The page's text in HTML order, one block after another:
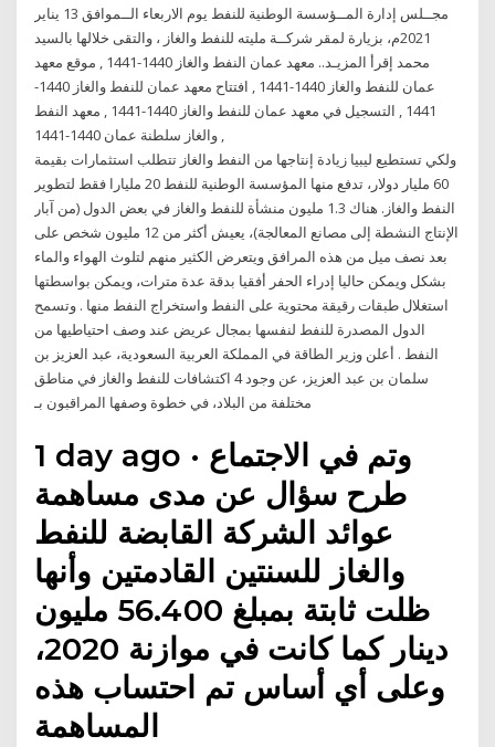
مجــلس إدارة المــؤسسة الوطنية للنفط يوم الاربعاء الــموافق 13 يناير
2021م، بزيارة لمقر شركــة مليته للنفط والغاز ، والتقى خلالها بالسيد
محمد إقرأ المزيـد.. معهد عمان النفط والغاز 1440-1441 , موقع معهد
عمان للنفط والغاز 1440-1441 , افتتاح معهد عمان للنفط والغاز 1440-
1441 , التسجيل في معهد عمان للنفط والغاز 1440-1441 , معهد النفط
والغاز سلطنة عمان 1440-1441 ,
ولكي تستطيع ليبيا زيادة إنتاجها من النفط والغاز تتطلب استثمارات بقيمة
60 مليار دولار، تدفع منها المؤسسة الوطنية للنفط 20 مليارا فقط لتطوير
النفط والغاز. هناك 1.3 مليون منشأة للنفط والغاز في بعض الدول (من آبار
الإنتاج النشطة إلى مصانع المعالجة)، يعيش أكثر من 12 مليون شخص على
بعد نصف ميل من هذه المرافق ويتعرض الكثير منهم لتلوث الهواء والماء
بشكل ويمكن حاليا إدراء الحفر أفقيا بدقة عدة مترات، ويمكن بواسطتها
استغلال طبقات رقيقة محتوية على النفط واستخراج النفط منها . وتسمح
الدول المصدرة للنفط لنفسها بمجال عريض عند وصف احتياطيها من
النفط . أعلن وزير الطاقة في المملكة العربية السعودية، عبد العزيز بن
سلمان بن عبد العزيز، عن وجود 4 اكتشافات للنفط والغاز في مناطق
مختلفة من البلاد، في خطوة وصفها المراقبون بـ
1 day ago · وتم في الاجتماع
طرح سؤال عن مدى مساهمة
عوائد الشركة القابضة للنفط
والغاز للسنتين القادمتين وأنها
ظلت ثابتة بمبلغ 56.400 مليون
دينار كما كانت في موازنة 2020،
وعلى أي أساس تم احتساب هذه
المساهمة